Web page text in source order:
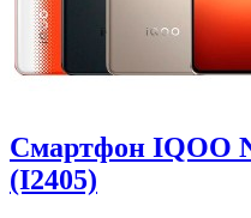
Смартфон IQOO
(I2405)